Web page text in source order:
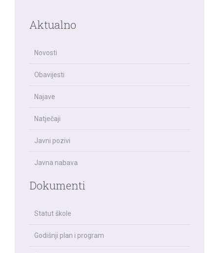
Aktualno
Novosti
Obavijesti
Najave
Natječaji
Javni pozivi
Javna nabava
Dokumenti
Statut škole
Godišnji plan i program